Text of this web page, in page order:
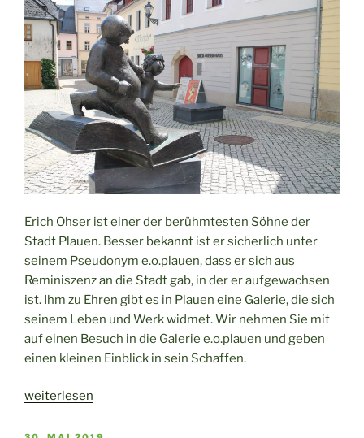
Erich Ohser ist einer der berühmtesten Söhne der
Stadt Plauen. Besser bekannt ist er sicherlich unter
seinem Pseudonym e.o.plauen, dass er sich aus
Reminiszenz an die Stadt gab, in der er aufgewachsen
ist. Ihm zu Ehren gibt es in Plauen eine Galerie, die sich
seinem Leben und Werk widmet. Wir nehmen Sie mit
auf einen Besuch in die Galerie e.o.plauen und geben
einen kleinen Einblick in sein Schaffen.
„Die
e.o.plauen
weiterlesen